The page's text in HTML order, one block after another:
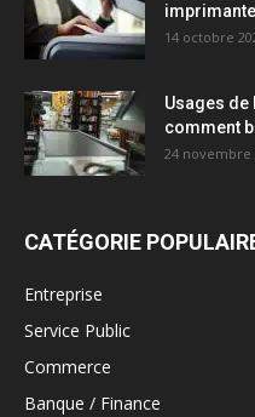
14 octobre
Usages
comment
24 novembre
CATÉGORIE
Entreprise
Service Public
Commerce
Banque / Finance